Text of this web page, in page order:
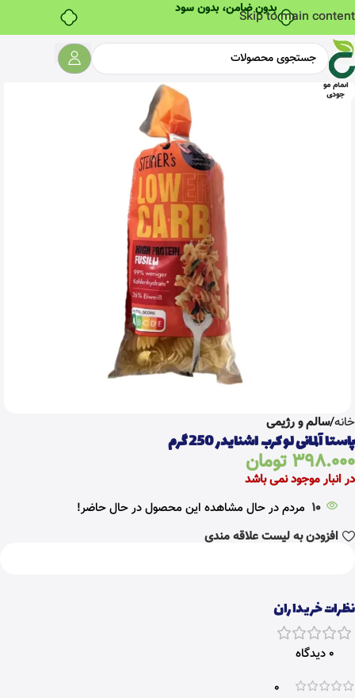
بدون ضامن، بدون سودSkip to main content
اتمام مو
جودی
خانه سالم و رژیمی
پاستا آلمانی لو کرب اشنایدر 250 گرم
398.000تومان
در انبار موجود نمی باشد
10 مردم در حال مشاهده این محصول در حال حاضر!
افزودن به لیست علاقه مندی
نظرات خریداران
0 دیدگاه
0